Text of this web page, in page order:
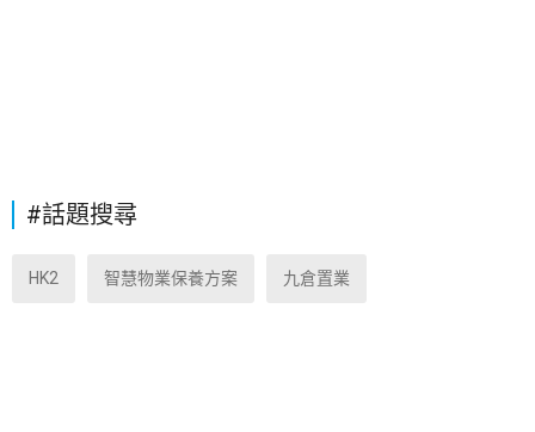
#話題搜尋
HK2 智慧物業保養方案 九倉置業